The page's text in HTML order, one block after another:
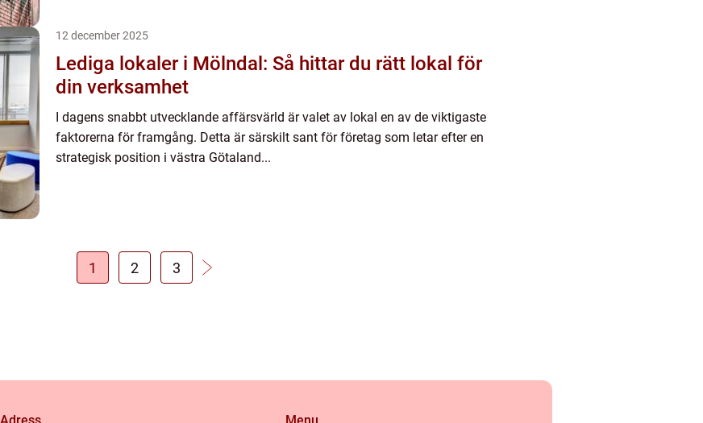
12 december 2025
Lediga lokaler i Mölndal: Så hittar du rätt lokal för
din verksamhet
I dagens snabbt utvecklande affärsvärld är valet av lokal en av de viktigaste
faktorerna för framgång. Detta är särskilt sant för företag som letar efter en
strategisk position i västra Götaland...
1 2 3